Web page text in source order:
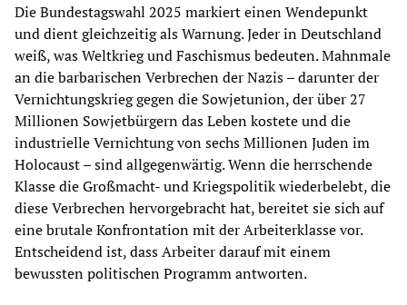
Die Bundestagswahl 2025 markiert einen Wendepunkt
und dient gleichzeitig als Warnung. Jeder in Deutschland
weiß, was Weltkrieg und Faschismus bedeuten. Mahnmale
an die barbarischen Verbrechen der Nazis – darunter der
Vernichtungskrieg gegen die Sowjetunion, der über 27
Millionen Sowjetbürgern das Leben kostete und die
industrielle Vernichtung von sechs Millionen Juden im
Holocaust – sind allgegenwärtig. Wenn die herrschende
Klasse die Großmacht- und Kriegspolitik wiederbelebt, die
diese Verbrechen hervorgebracht hat, bereitet sie sich auf
eine brutale Konfrontation mit der Arbeiterklasse vor.
Entscheidend ist, dass Arbeiter darauf mit einem
bewussten politischen Programm antworten.